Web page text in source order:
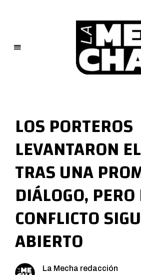
M
e
c
h
a
PERIODISMO DIGITAL
LOS PORTEROS
LEVANTARON
TRAS UNA
DIÁLOGO, PERO
CONFLICTO
ABIERTO
La Mecha redacción